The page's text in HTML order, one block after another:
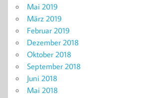
Mai 2019
März 2019
Februar 2019
Dezember 2018
Oktober 2018
September 2018
Juni 2018
Mai 2018